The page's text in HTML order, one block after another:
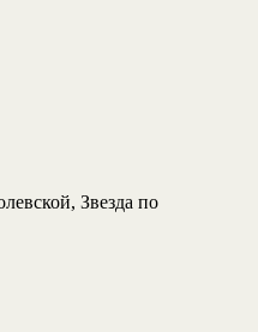
Звезда по